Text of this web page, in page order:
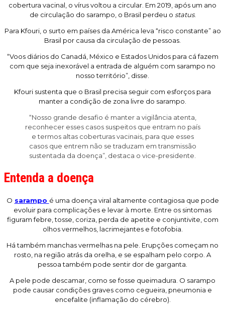
cobertura vacinal, o vírus voltou a circular. Em 2019, após um ano
de circulação do sarampo, o Brasil perdeu o status.
Para Kfouri, o surto em países da América leva “risco constante” ao
Brasil por causa da circulação de pessoas.
“Voos diários do Canadá, México e Estados Unidos para cá fazem
com que seja inexorável a entrada de alguém com sarampo no
nosso território”, disse.
Kfouri sustenta que o Brasil precisa seguir com esforços para
manter a condição de zona livre do sarampo.
“Nosso grande desafio é manter a vigilância atenta,
reconhecer esses casos suspeitos que entram no país
e termos altas coberturas vacinais, para que esses
casos que entrem não se traduzam em transmissão
sustentada da doença”, destaca o vice-presidente.
Entenda a doença
O sarampo é uma doença viral altamente contagiosa que pode
evoluir para complicações e levar à morte. Entre os sintomas
figuram febre, tosse, coriza, perda de apetite e conjuntivite, com
olhos vermelhos, lacrimejantes e fotofobia.
Há também manchas vermelhas na pele. Erupções começam no
rosto, na região atrás da orelha, e se espalham pelo corpo. A
pessoa também pode sentir dor de garganta.
A pele pode descamar, como se fosse queimadura. O sarampo
pode causar condições graves como cegueira, pneumonia e
encefalite (inflamação do cérebro).